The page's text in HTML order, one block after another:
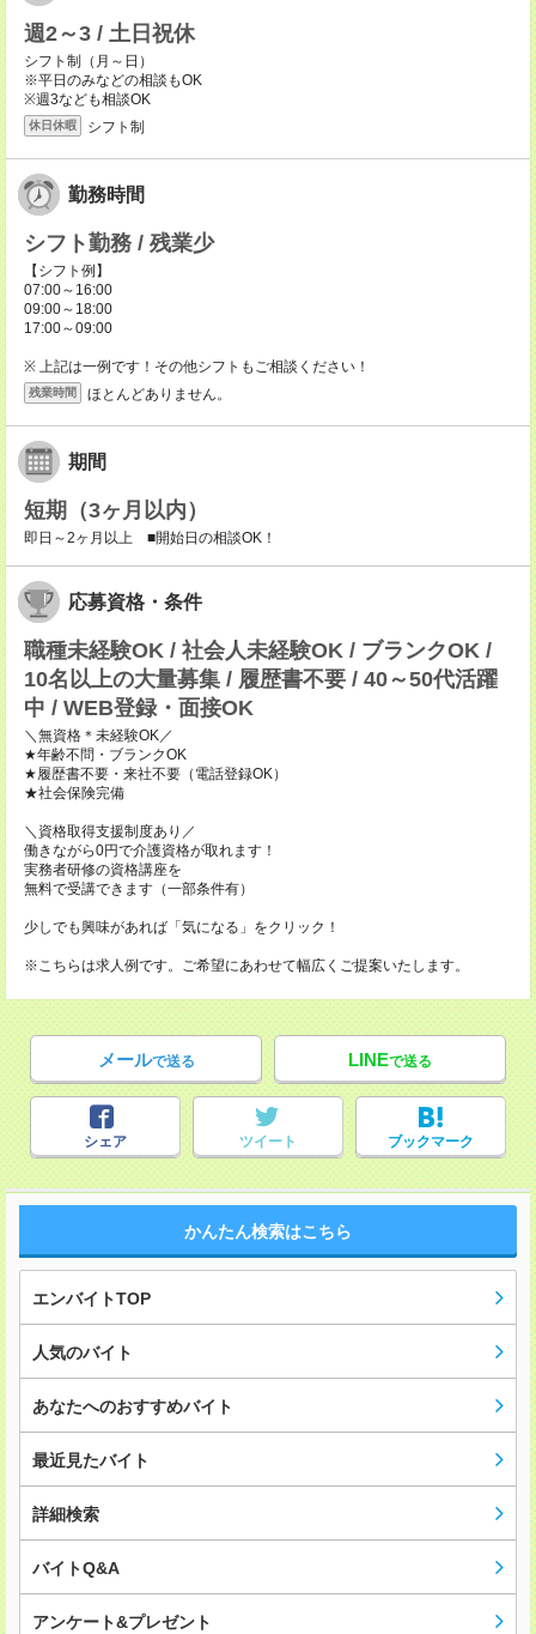
週2～3 / 土日祝休
シフト制（月～日）
※平日のみなどの相談もOK
※週3なども相談OK
休日休暇 シフト制
勤務時間
シフト勤務 / 残業少
【シフト例】
07:00～16:00
09:00～18:00
17:00～09:00
※ 上記は一例です！その他シフトもご相談ください！
残業時間 ほとんどありません。
期間
短期（3ヶ月以内）
即日～2ヶ月以上 ■開始日の相談OK！
応募資格・条件
職種未経験OK / 社会人未経験OK / ブランクOK /
10名以上の大量募集 / 履歴書不要 / 40～50代活躍
中 / WEB登録・面接OK
＼無資格＊未経験OK／
★年齢不問・ブランクOK
★履歴書不要・来社不要（電話登録OK）
★社会保険完備
＼資格取得支援制度あり／
働きながら0円で介護資格が取れます！
実務者研修の資格講座を
無料で受講できます（一部条件有）
少しでも興味があれば「気になる」をクリック！
※こちらは求人例です。ご希望にあわせて幅広くご提案いたします。
メールで送る LINEで送る
シェア ツイート ブックマーク
かんたん検索はこちら
エンバイトTOP
人気のバイト
あなたへのおすすめバイト
最近見たバイト
詳細検索
バイトQ&A
アンケート&プレゼント